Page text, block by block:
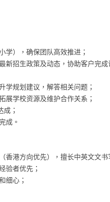
学），确保团队高效推进；
新招生政策及动态，协助客户完
学规划建议，解答相关问题；
展学校资源及维护合作关系；
成；
成。
香港方向优先），擅长中英文文书
验者优先；
细心；